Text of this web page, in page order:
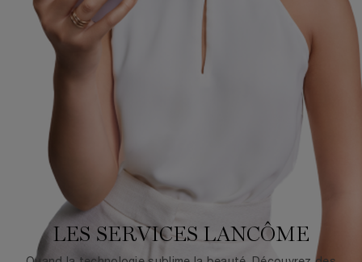
LES SERVICES LANCÔME